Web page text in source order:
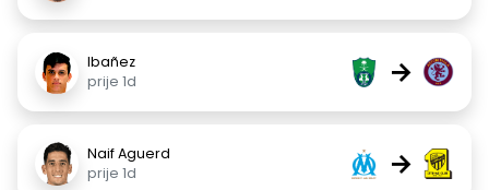
Ibañez
prije 1d
→
Naif Aguerd
prije 1d
→